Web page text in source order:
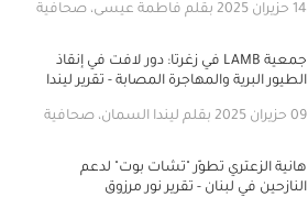
14 حزيران 2025 بقلم فاطمة عيسى، صحافية
جمعية LAMB في زغرتا: دور لافت في إنقاذ
الطيور البرية والمهاجرة المصابة - تقرير ليندا
09 حزيران 2025 بقلم ليندا السمان، صحافية
هانية الزعتري تطوّر "تشات بوت" لدعم
النازحين في لبنان - تقرير نور مرزوق